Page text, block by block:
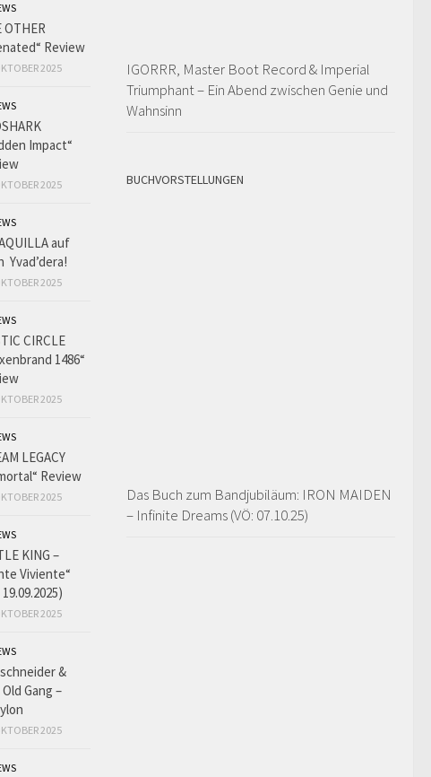
IGORRR, Master Boot Record & Imperial
Triumphant – Ein Abend zwischen Genie und
Wahnsinn
BUCHVORSTELLUNGEN
Das Buch zum Bandjubiläum: IRON MAIDEN
– Infinite Dreams (VÖ: 07.10.25)
OTHER
Review
2025
Impact“
2025
auf
Yvad’dera!
2025
CIRCLE
1486“
2025
LEGACY
Review
2025
KING –
Viviente“
19.09.2025)
2025
&
Gang –
2025